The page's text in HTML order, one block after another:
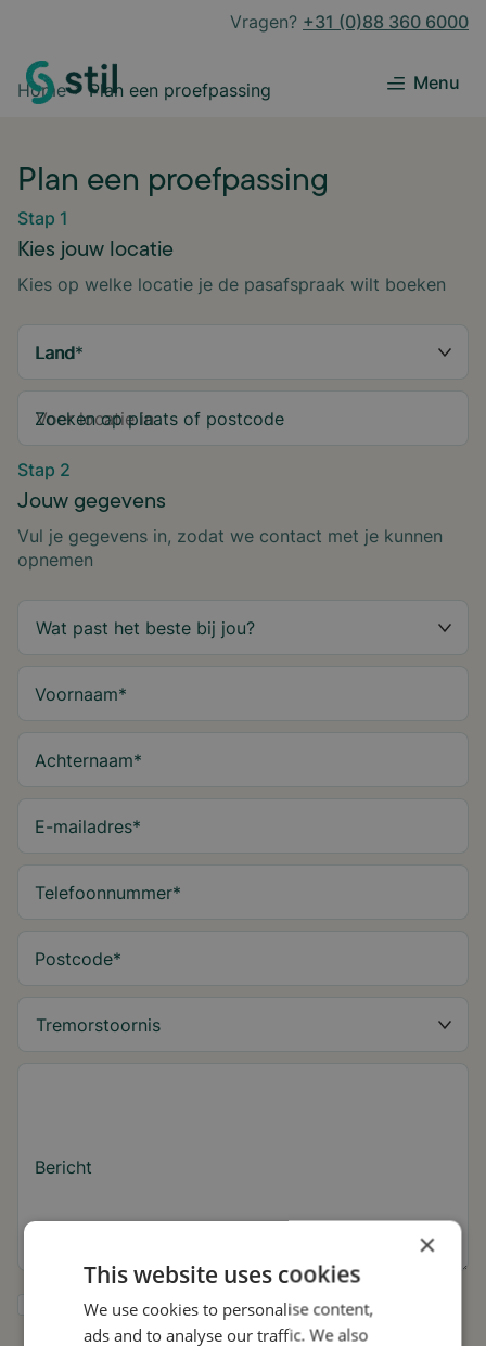
Vragen? +31 (0)88 360 6000
Menu
Home Plan een proefpassing
Plan een proefpassing
Stap 1
Kies jouw locatie
Kies op welke locatie je de pasafspraak wilt boeken
Land*
Zoeken op plaats of postcode
Stap 2
Jouw gegevens
Vul je gegevens in, zodat we contact met je kunnen
opnemen
Voornaam*
Achternaam*
E-mailadres*
Telefoonnummer*
Postcode*
Bericht
Ja, ik wil tips over de tremor en updates
over Stil ontvangen.
×
This website uses cookies
We use cookies to personalise content,
ads and to analyse our traffic. We also